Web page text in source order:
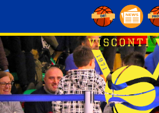
content